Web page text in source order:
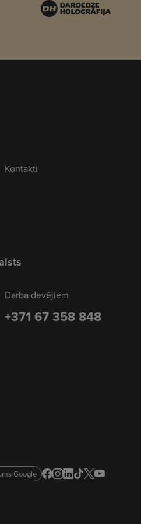
Kontakti
Darba devējiem
+371 67 358 848
Google